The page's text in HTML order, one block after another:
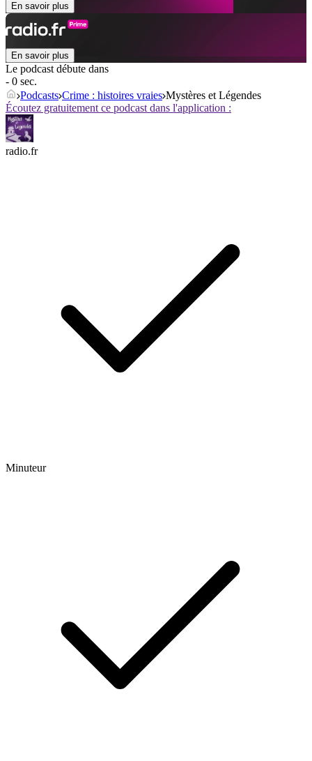
En savoir plus
En savoir plus
Le podcast débute dans
- 0 sec.
Podcasts Crime : histoires vraies Mystères et Légendes
Écoutez gratuitement ce podcast dans l'application :
radio.fr
Minuteur